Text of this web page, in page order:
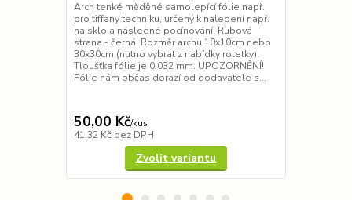
Arch tenké měděné samolepící fólie např.
pro tiffany techniku, určený k nalepení např.
na sklo a následné pocínování. Rubová
strana - černá. Rozměr archu 10x10cm nebo
30x30cm (nutno vybrat z nabídky roletky).
Tloušťka fólie je 0,032 mm. UPOZORNĚNÍ!
Fólie nám občas dorazí od dodavatele s...
50,00 Kč/kus
41,32 Kč bez DPH
Zvolit variantu